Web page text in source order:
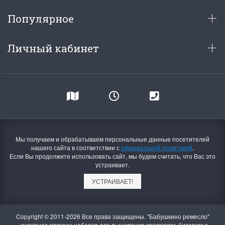
Популярное
Личный кабинет
Мы получаем и обрабатываем персональные данные посетителей
нашего сайта в соответствии софициальной политикой.
Если Вы продолжите использовать сайт, мы будем считать, что Вас это
устраивает.
УСТРАИВАЕТ!
Copyright © 2011-2026 Все права защищены. "Бабушкино ремесло"